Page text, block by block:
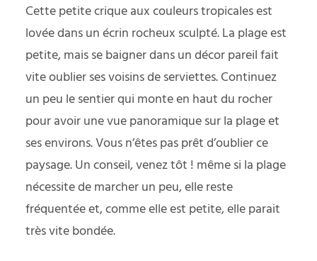
Cette petite crique aux couleurs tropicales est
lovée dans un écrin rocheux sculpté. La plage est
petite, mais se baigner dans un décor pareil fait
vite oublier ses voisins de serviettes. Continuez
un peu le sentier qui monte en haut du rocher
pour avoir une vue panoramique sur la plage et
ses environs. Vous n’êtes pas prêt d’oublier ce
paysage. Un conseil, venez tôt ! même si la plage
nécessite de marcher un peu, elle reste
fréquentée et, comme elle est petite, elle parait
très vite bondée.